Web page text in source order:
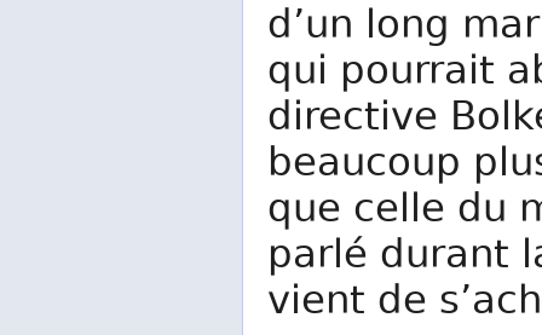
d’un long
qui pourrait
directive
beaucoup
que celle du
parlé durant
vient de